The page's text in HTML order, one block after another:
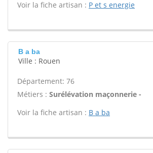
Voir la fiche artisan : P et s energie
B a ba
Ville : Rouen
Département: 76
Métiers : Surélévation maçonnerie -
Voir la fiche artisan : B a ba